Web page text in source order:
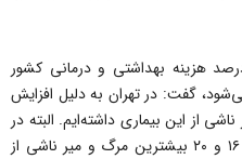
با اشاره به اینکه حدود ۱۰ درصد هزینه بهداشتی و درمانی کشور
گفت: در تهران به دلیل افزایش
از این بیماری داشته‌ایم. البته در
برخی مناطق تهران همچون منطقه ۱۲، ۱۶ و ۲۰ بیشترین مرگ و میر ناشی از